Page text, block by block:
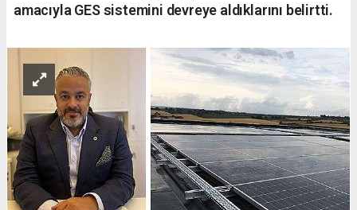
amacıyla GES sistemini devreye aldıklarını belirtti.